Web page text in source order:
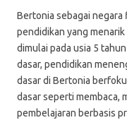
Bertonia sebagai
pendidikan yang
dimulai pada usia 5
dasar, pendidikan
dasar di Bertonia
dasar seperti membaca,
pembelajaran berbasis